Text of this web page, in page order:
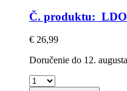
Č. produktu:
€ 26,99
Doručenie do 12. augusta